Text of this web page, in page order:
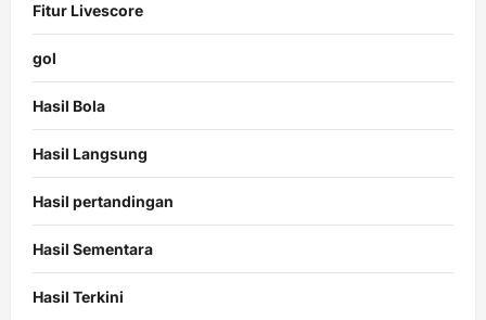
Fitur Livescore
gol
Hasil Bola
Hasil Langsung
Hasil pertandingan
Hasil Sementara
Hasil Terkini